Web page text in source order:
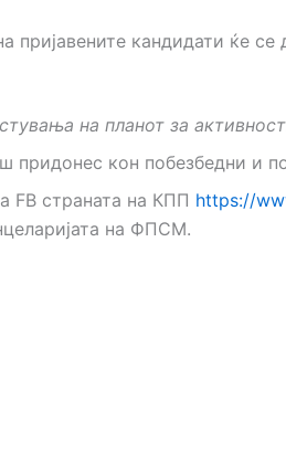
кандидати ќе се
на планот за
придонес кон побезбедни и
FB страната на КПП https://
на ФПСМ.